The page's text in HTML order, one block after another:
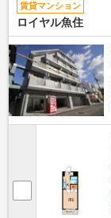
賃貸マンション
ロイヤル魚住